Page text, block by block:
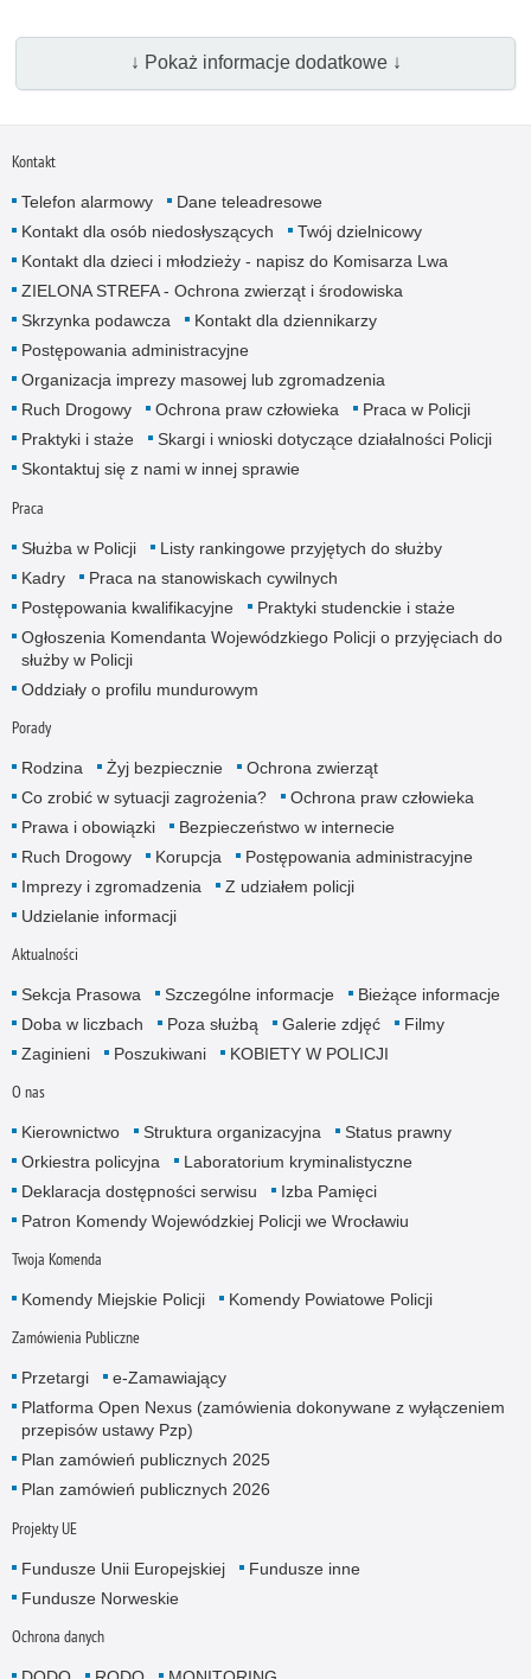
↓ Pokaż informacje dodatkowe ↓
Kontakt
Telefon alarmowy
Dane teleadresowe
Kontakt dla osób niedosłyszących
Twój dzielnicowy
Kontakt dla dzieci i młodzieży - napisz do Komisarza Lwa
ZIELONA STREFA - Ochrona zwierząt i środowiska
Skrzynka podawcza
Kontakt dla dziennikarzy
Postępowania administracyjne
Organizacja imprezy masowej lub zgromadzenia
Ruch Drogowy
Ochrona praw człowieka
Praca w Policji
Praktyki i staże
Skargi i wnioski dotyczące działalności Policji
Skontaktuj się z nami w innej sprawie
Praca
Służba w Policji
Listy rankingowe przyjętych do służby
Kadry
Praca na stanowiskach cywilnych
Postępowania kwalifikacyjne
Praktyki studenckie i staże
Ogłoszenia Komendanta Wojewódzkiego Policji o przyjęciach do
służby w Policji
Oddziały o profilu mundurowym
Porady
Rodzina Żyj bezpiecznie
Ochrona zwierząt
Co zrobić w sytuacji zagrożenia?
Ochrona praw człowieka
Prawa i obowiązki
Bezpieczeństwo w internecie
Ruch Drogowy
Korupcja
Postępowania administracyjne
Imprezy i zgromadzenia
Z udziałem policji
Udzielanie informacji
Aktualności
Sekcja Prasowa Szczególne informacje
Bieżące informacje
Doba w liczbach
Poza służbą Galerie zdjęć
Filmy
Zaginieni
Poszukiwani KOBIETY W POLICJI
O nas
Kierownictwo Struktura organizacyjna
Status prawny
Orkiestra policyjna
Laboratorium kryminalistyczne
Deklaracja dostępności serwisu
Izba Pamięci
Patron Komendy Wojewódzkiej Policji we Wrocławiu
Twoja Komenda
Komendy Miejskie Policji Komendy Powiatowe Policji
Zamówienia Publiczne
Przetargi
e-Zamawiający
Platforma Open Nexus (zamówienia dokonywane z wyłączeniem
przepisów ustawy Pzp)
Plan zamówień publicznych 2025
Plan zamówień publicznych 2026
Projekty UE
Fundusze Unii Europejskiej
Fundusze inne
Fundusze Norweskie
Ochrona danych